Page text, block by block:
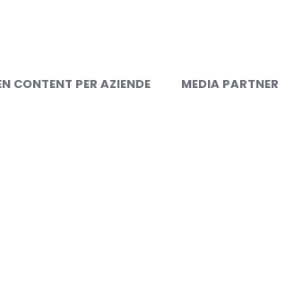
CONTENT PER AZIENDE
MEDIA PARTNER